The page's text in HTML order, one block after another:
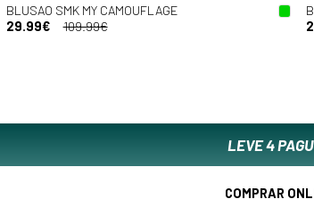
BLUSAO SMK MY CAMOUFLAGE
29.99€
109.99€
LEVE 4
COMPRAR